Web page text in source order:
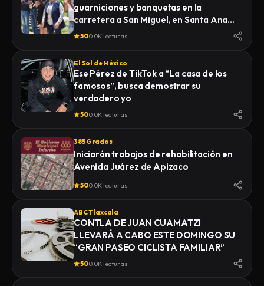
guarniciones y banquetas en la
carretera a San Miguel, en Santa Ana
Nopalucan
500.0K lecturas
El Sol de México
Ese Pérez de TikTok a “La casa de los
famosos”, busca demostrar su
verdadero yo
500.0K lecturas
385 Grados
Iniciarán trabajos de rehabilitación en
Avenida Juárez de Apizaco
500.0K lecturas
ABC Tlaxcala
CONTLA DE JUAN CUAMATZI
LLEVARÁ A CABO ESTE DOMINGO SU
“GRAN PASEO CICLISTA FAMILIAR”
500.0K lecturas